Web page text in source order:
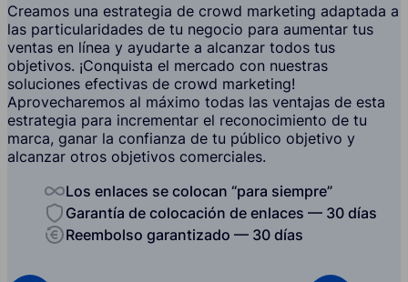
Creamos una estrategia de crowd marketing adaptada a
las particularidades de tu negocio para aumentar tus
ventas en línea y ayudarte a alcanzar todos tus
objetivos. ¡Conquista el mercado con nuestras
soluciones efectivas de crowd marketing!
Aprovecharemos al máximo todas las ventajas de esta
estrategia para incrementar el reconocimiento de tu
marca, ganar la confianza de tu público objetivo y
alcanzar otros objetivos comerciales.
Los enlaces se colocan “para siempre”
Garantía de colocación de enlaces — 30 días
Reembolso garantizado — 30 días